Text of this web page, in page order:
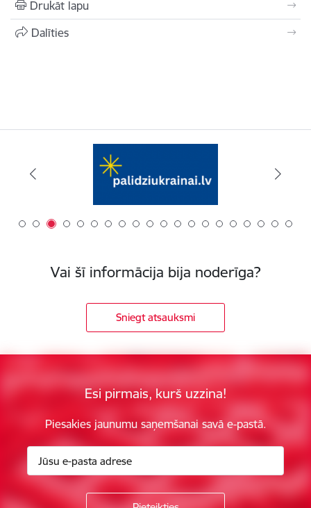
Drukāt lapu
Dalīties
Vai šī informācija bija noderīga?
Sniegt atsauksmi
Esi pirmais, kurš uzzina!
Piesakies jaunumu saņemšanai savā e-pastā.